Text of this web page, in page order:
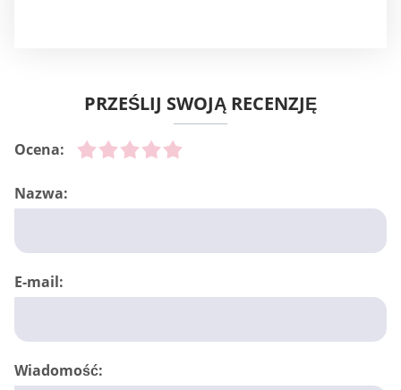
PRZEŚLIJ SWOJĄ RECENZJĘ
Ocena:
Nazwa:
E-mail:
Wiadomość: